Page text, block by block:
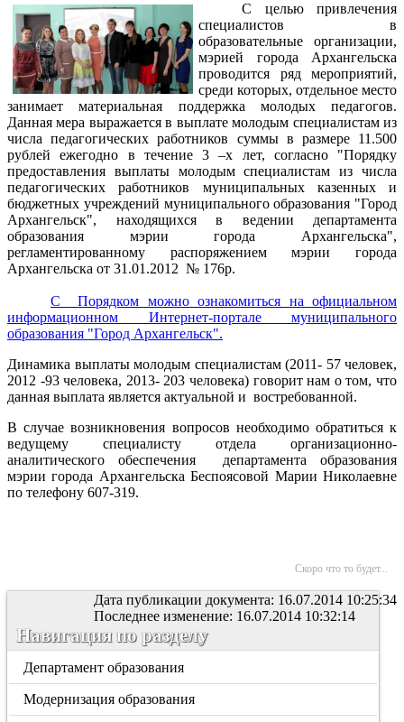
С целью привлечения
специалистов в
образовательные организации,
мэрией города Архангельска
проводится ряд мероприятий,
среди которых, отдельное место
занимает материальная поддержка молодых педагогов.
Данная мера выражается в выплате молодым специалистам из
числа педагогических работников суммы в размере 11.500
рублей ежегодно в течение 3 –х лет, согласно "Порядку
предоставления выплаты молодым специалистам из числа
педагогических работников муниципальных казенных и
бюджетных учреждений муниципального образования "Город
Архангельск", находящихся в ведении департамента
образования мэрии города Архангельска",
регламентированному распоряжением мэрии города
Архангельска от 31.01.2012 № 176р.
С Порядком можно ознакомиться на официальном
информационном Интернет-портале муниципального
образования "Город Архангельск".
Динамика выплаты молодым специалистам (2011- 57 человек,
2012 -93 человека, 2013- 203 человека) говорит нам о том, что
данная выплата является актуальной и востребованной.
В случае возникновения вопросов необходимо обратиться к
ведущему специалисту отдела организационно-
аналитического обеспечения департамента образования
мэрии города Архангельска Беспоясовой Марии Николаевне
по телефону 607-319.
Скоро что то будет...
Дата публикации документа: 16.07.2014 10:25:34
Последнее изменение: 16.07.2014 10:32:14
Навигация по разделу
Департамент образования
Модернизация образования